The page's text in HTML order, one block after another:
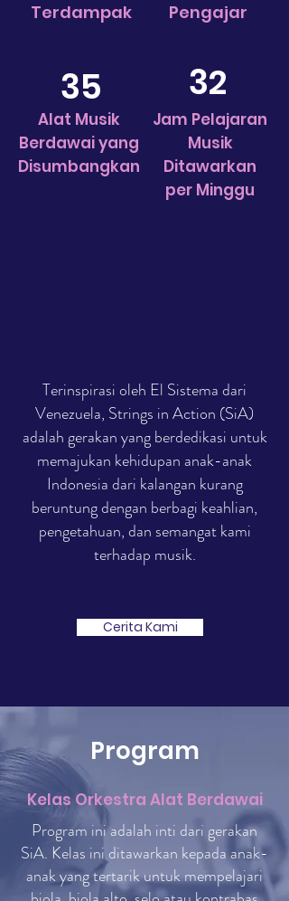
Terdampak
Pengajar
35
Alat Musik
Berdawai yang
Disumbangkan
32
Jam Pelajaran
Musik
Ditawarkan
per Minggu
Terinspirasi oleh El Sistema dari
Venezuela, Strings in Action (SiA)
adalah gerakan yang berdedikasi untuk
memajukan kehidupan anak-anak
Indonesia dari kalangan kurang
beruntung dengan berbagi keahlian,
pengetahuan, dan semangat kami
terhadap musik.
Cerita Kami
Program
Kelas Orkestra Alat Berdawai
Program ini adalah inti dari gerakan
SiA. Kelas ini ditawarkan kepada anak-
anak yang tertarik untuk mempelajari